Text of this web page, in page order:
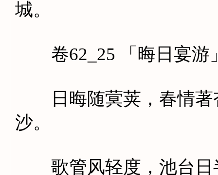
城。
卷62_25 「晦日宴游
日晦随蓂荚，春情著
沙。
歌管风轻度，池台日